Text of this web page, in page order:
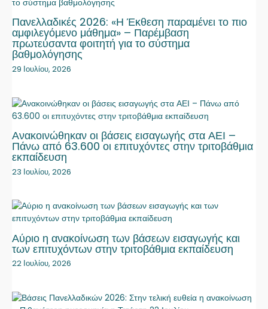
Πανελλαδικές 2026: «Η Έκθεση παραμένει το πιο
αμφιλεγόμενο μάθημα» – Παρέμβαση
πρωτεύσαντα φοιτητή για το σύστημα
βαθμολόγησης
29 Ιουλίου, 2026
Ανακοινώθηκαν οι βάσεις εισαγωγής στα ΑΕΙ –
Πάνω από 63.600 οι επιτυχόντες στην τριτοβάθμια
εκπαίδευση
23 Ιουλίου, 2026
Αύριο η ανακοίνωση των βάσεων εισαγωγής και
των επιτυχόντων στην τριτοβάθμια εκπαίδευση
22 Ιουλίου, 2026